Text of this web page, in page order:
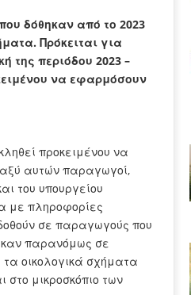
δόθηκαν από το 2023
Πρόκειται για
της περιόδου 2023 –
να εφαρμόσουν
προκειμένου να
αυτών παραγωγοί,
του υπουργείου
με πληροφορίες
σε παραγωγούς που
παρανόμως σε
οικολογικά σχήματα
μικροσκόπιο των